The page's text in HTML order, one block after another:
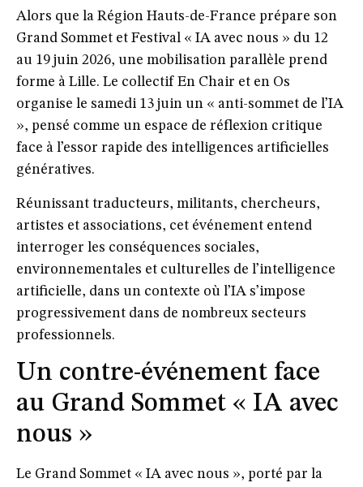
Alors que la Région Hauts-de-France prépare son
Grand Sommet et Festival « IA avec nous » du 12
au 19 juin 2026, une mobilisation parallèle prend
forme à Lille. Le collectif En Chair et en Os
organise le samedi 13 juin un « anti-sommet de l’IA
», pensé comme un espace de réflexion critique
face à l’essor rapide des intelligences artificielles
génératives.
Réunissant traducteurs, militants, chercheurs,
artistes et associations, cet événement entend
interroger les conséquences sociales,
environnementales et culturelles de l’intelligence
artificielle, dans un contexte où l’IA s’impose
progressivement dans de nombreux secteurs
professionnels.
Un contre-événement face
au Grand Sommet « IA avec
nous »
Le Grand Sommet « IA avec nous », porté par la